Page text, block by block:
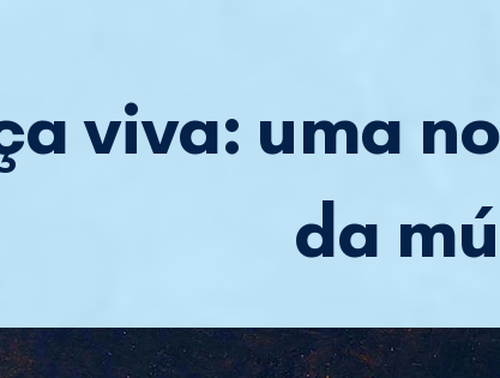
viva: uma
da